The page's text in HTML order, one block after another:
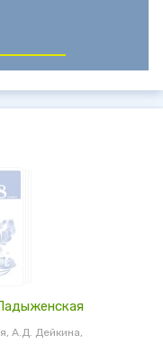
А.Д. Дейкина,